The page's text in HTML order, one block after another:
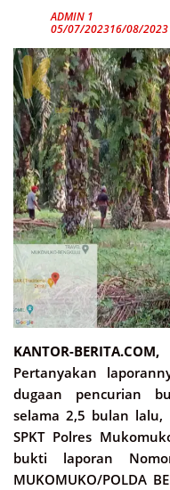
ADMIN 1
05/07/202316/08/2023
KANTOR-
Pertanyakan
dugaan pencurian
selama 2,5 bulan
SPKT Polres
bukti laporan Nomor:
MUKOMUKO/POLDA